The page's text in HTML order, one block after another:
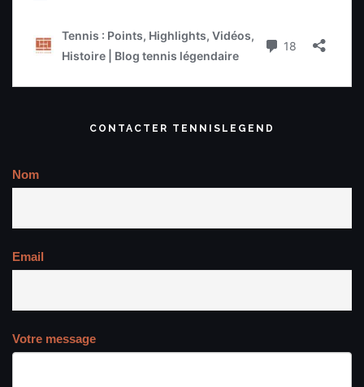
CONTACTER TENNISLEGEND
Nom
Email
Votre message